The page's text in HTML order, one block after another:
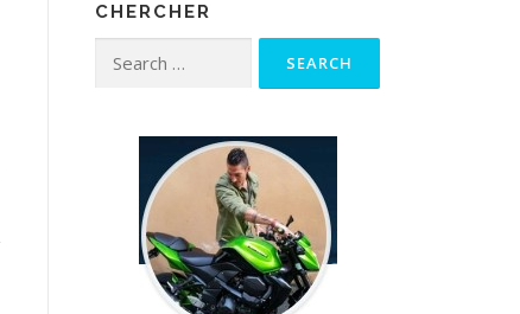
CHERCHER
Search for: